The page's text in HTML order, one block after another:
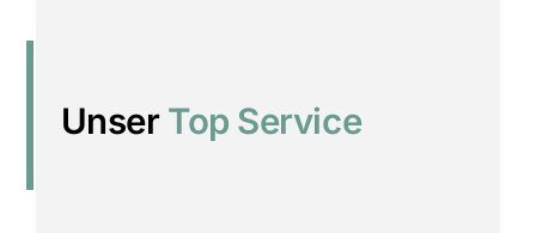
UnserTop Service